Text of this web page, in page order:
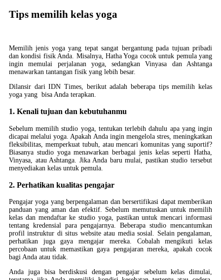
Tips memilih kelas yoga
Memilih jenis yoga yang tepat sangat bergantung pada tujuan pribadi
dan kondisi fisik Anda. Misalnya, Hatha Yoga cocok untuk pemula yang
ingin memulai perjalanan yoga, sedangkan Vinyasa dan Ashtanga
menawarkan tantangan fisik yang lebih besar.
Dilansir dari IDN Times, berikut adalah beberapa tips memilih kelas
yoga yang bisa Anda terapkan.
1. Kenali tujuan dan kebutuhanmu
Sebelum memilih studio yoga, tentukan terlebih dahulu apa yang ingin
dicapai melalui yoga. Apakah Anda ingin mengelola stres, meningkatkan
fleksibilitas, memperkuat tubuh, atau mencari komunitas yang suportif?
Biasanya studio yoga menawarkan berbagai jenis kelas seperti Hatha,
Vinyasa, atau Ashtanga. Jika Anda baru mulai, pastikan studio tersebut
menyediakan kelas untuk pemula.
2. Perhatikan kualitas pengajar
Pengajar yoga yang berpengalaman dan bersertifikasi dapat memberikan
panduan yang aman dan efektif. Sebelum memutuskan untuk memilih
kelas dan mendaftar ke studio yoga, pastikan untuk mencari informasi
tentang kredensial para pengajarnya. Beberapa studio mencantumkan
profil instruktur di situs website atau media sosial. Selain pengalaman,
perhatikan juga gaya mengajar mereka. Cobalah mengikuti kelas
percobaan untuk memastikan gaya pengajaran mereka, apakah cocok
bagi Anda atau tidak.
Anda juga bisa berdiskusi dengan pengajar sebelum kelas dimulai,